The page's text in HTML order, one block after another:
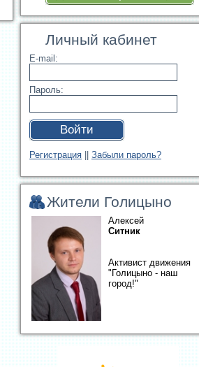
Личный кабинет
E-mail:
Пароль:
Войти
Регистрация Забыли пароль?
Жители Голицыно
Алексей
Ситник
Активист движения
"Голицыно - наш
город!"